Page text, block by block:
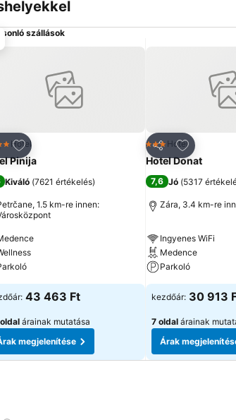
szállások
Hozzáadás a kedvencekhez
Hotel
Pinija
Kiváló (7621 értékelés)
1.5 km-re innen:
43 463 Ft
árainak mutatása
megjelenítése
Megosztás
3 Kategória
Hotel
Hotel Donat
7,6 Jó (5317
Zára, 3.4 km-re
Ingyenes WiFi
Medence
Parkoló
kezdőár: 30 913
7 oldal árainak
Árak